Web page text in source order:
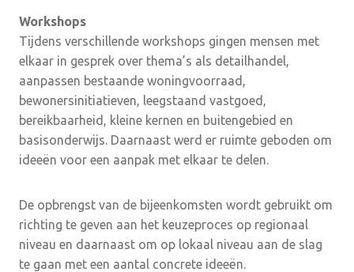
Workshops
Tijdens verschillende workshops gingen mensen met
elkaar in gesprek over thema’s als detailhandel,
aanpassen bestaande woningvoorraad,
bewonersinitiatieven, leegstaand vastgoed,
bereikbaarheid, kleine kernen en buitengebied en
basisonderwijs. Daarnaast werd er ruimte geboden om
ideeën voor een aanpak met elkaar te delen.
De opbrengst van de bijeenkomsten wordt gebruikt om
richting te geven aan het keuzeproces op regionaal
niveau en daarnaast om op lokaal niveau aan de slag
te gaan met een aantal concrete ideeën.